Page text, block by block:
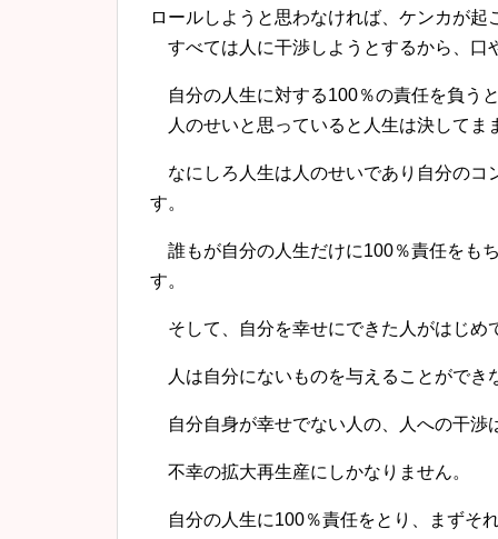
ロールしようと思わなければ、ケンカが起
すべては人に干渉しようとするから、口
自分の人生に対する100％の責任を負う
人のせいと思っていると人生は決してま
なにしろ人生は人のせいであり自分のコ
す。
誰もが自分の人生だけに100％責任をも
す。
そして、自分を幸せにできた人がはじめ
人は自分にないものを与えることができ
自分自身が幸せでない人の、人への干渉
不幸の拡大再生産にしかなりません。
自分の人生に100％責任をとり、まずそ